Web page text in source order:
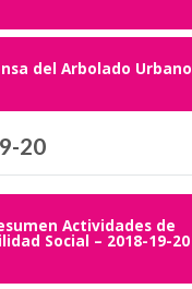
del Arbolado Urbano
20
Actividades de
Social – 2018-19-20